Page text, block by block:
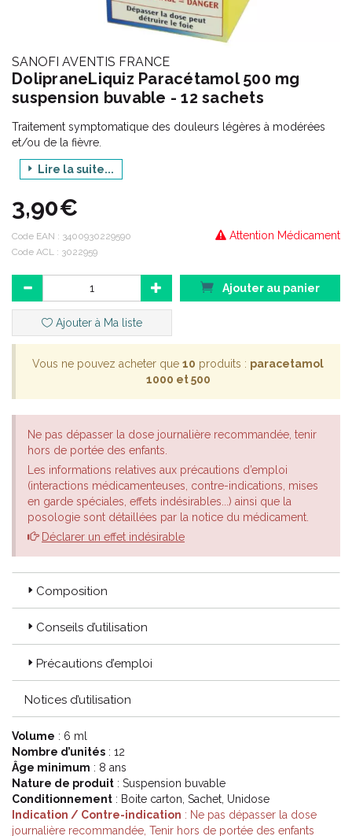
SANOFI AVENTIS FRANCE
DolipraneLiquiz Paracétamol 500 mg
suspension buvable - 12 sachets
Traitement symptomatique des douleurs légères à modérées
et/ou de la fièvre.
Adulte et enfant à partir de 27 kg (environ 8 ans).
Lire la suite...
3,90€
Attention Médicament
Code EAN : 3400930229590
Code ACL : 3022959
Ajouter au panier
Ajouter à Ma liste
Vous ne pouvez acheter que 10 produits : paracetamol
1000 et 500
Ne pas dépasser la dose journalière recommandée, tenir
hors de portée des enfants.
Les informations relatives aux précautions d’emploi
(interactions médicamenteuses, contre-indications, mises
en garde spéciales, effets indésirables...) ainsi que la
posologie sont détaillées par la notice du médicament.
Déclarer un effet indésirable
Composition
Conseils d’utilisation
Précautions d’emploi
Notices d’utilisation
Volume : 6 ml
Nombre d’unités : 12
Âge minimum : 8 ans
Nature de produit : Suspension buvable
Conditionnement : Boite carton, Sachet, Unidose
Indication / Contre-indication : Ne pas dépasser la dose
journalière recommandée, Tenir hors de portée des enfants